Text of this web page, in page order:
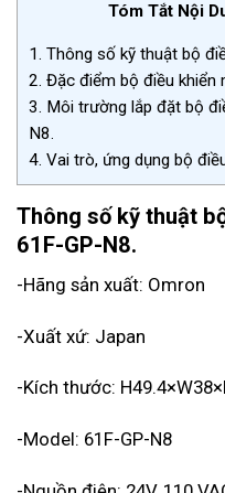
Tóm Tắt Nội
1. Thông số kỹ thuật bộ
2. Đặc điểm bộ điều khiển
3. Môi trường lắp đặt bộ
N8.
4. Vai trò, ứng dụng bộ
Thông số kỹ thuật
61F-GP-N8.
-Hãng sản xuất: Omron
-Xuất xứ: Japan
-Kích thước:
-Model: 61F-GP-N8